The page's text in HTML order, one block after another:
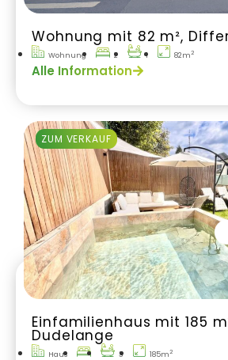
Wohnung mit 82 m²,
Wohnung 2 1 82m2
Alle Information
Einfamilienhaus mit 185
Dudelange
Haus 3 185m2
ZUM VERKAUF